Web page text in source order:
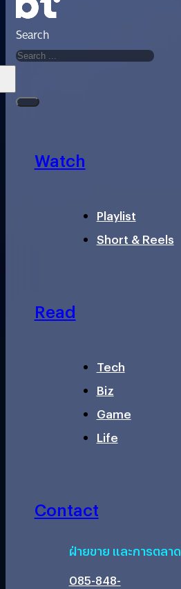
Search
Watch
Playlist
Short & Reels
Read
Tech
Biz
Game
Life
Contact
ฝ่ายขาย และการตลาด
085-848-